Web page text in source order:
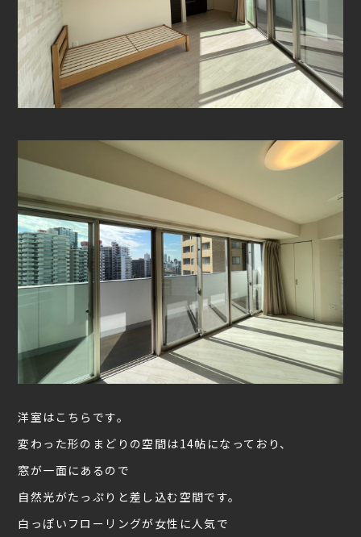
洋室はこちらです。
変わった形のまどりの空間は14帖になっており、
窓が一面にあるので
自然光がたっぷりと差し込む空間です。
白っぽいフローリングが女性に人気で